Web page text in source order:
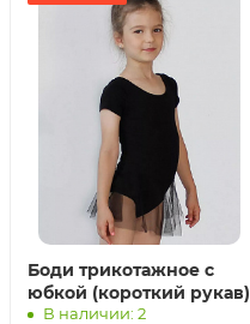
Боди трикотажное с
юбкой (короткий рукав)
В наличии: 2